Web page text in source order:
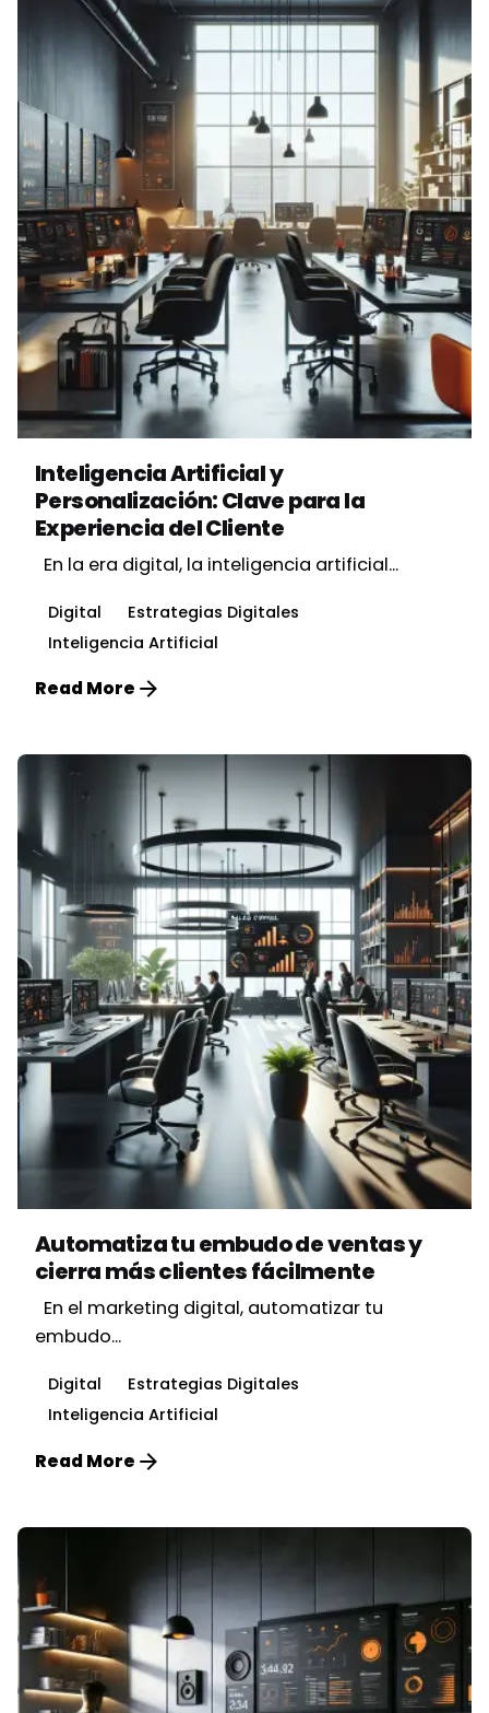
Posted by
Vbrand Agency
Inteligencia Artificial y
Personalización: Clave para la
Experiencia del Cliente
En la era digital, la inteligencia artificial...
Digital
Estrategias Digitales
Inteligencia Artificial
Read More
Posted by
Vbrand Agency
Automatiza tu embudo de ventas y
cierra más clientes fácilmente
En el marketing digital, automatizar tu
embudo...
Digital
Estrategias Digitales
Inteligencia Artificial
Read More